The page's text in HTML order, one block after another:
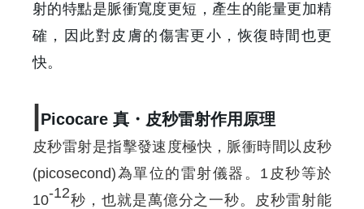
射的特點是脈衝寬度更短，產生的能量更加精
確，因此對皮膚的傷害更小，恢復時間也更
快。
|Picocare 真・皮秒雷射作用原理
皮秒雷射是指擊發速度極快，脈衝時間以皮秒
(picosecond)為單位的雷射儀器。1皮秒等於
10-12秒，也就是萬億分之一秒。皮秒雷射能